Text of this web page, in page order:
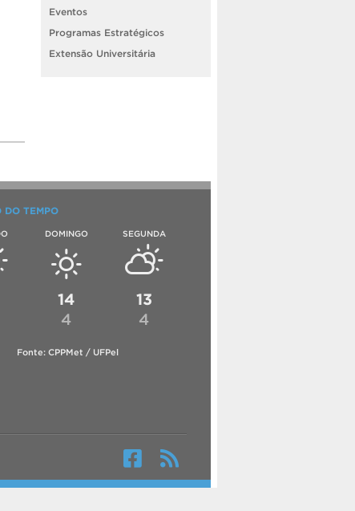
Eventos
Programas Estratégicos
Extensão Universitária
DO TEMPO
DOMINGO
14
4
SEGUNDA
13
4
Fonte: CPPMet / UFPel